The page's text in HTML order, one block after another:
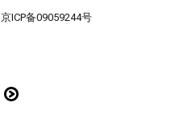
京ICP备09059244号